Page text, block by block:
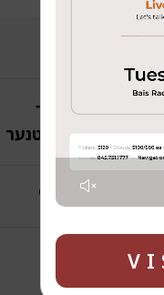
- מענדי דין
זיך - מאיר דוד
און יוסי געשטעטנער
- אלימלך זאבעל
- חיים דוד